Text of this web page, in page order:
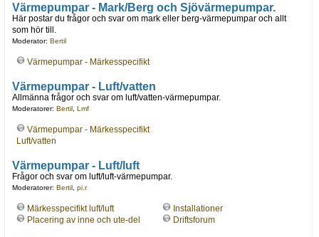
Värmepumpar - Mark/Berg och Sjövärmepumpar.
Här postar du frågor och svar om mark eller berg-värmepumpar och allt
som hör till.
Moderator: Bertil
Värmepumpar - Märkesspecifikt
Värmepumpar - Luft/vatten
Allmänna frågor och svar om luft/vatten-värmepumpar.
Moderatorer: Bertil, Lmf
Värmepumpar - Märkesspecifikt
Luft/vatten
Värmepumpar - Luft/luft
Frågor och svar om luft/luft-värmepumpar.
Moderatorer: Bertil, pi.r
Märkesspecifikt luft/luft
Placering av inne och ute-del
Installationer
Driftsforum